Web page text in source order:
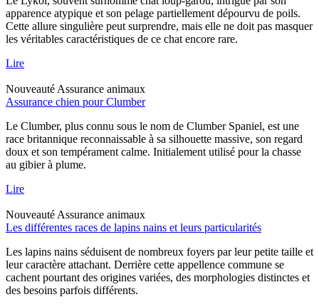
apparence atypique et son pelage partiellement dépourvu de poils.
Cette allure singulière peut surprendre, mais elle ne doit pas masquer
les véritables caractéristiques de ce chat encore rare.
Lire
Nouveauté Assurance animaux
Assurance chien pour Clumber
Le Clumber, plus connu sous le nom de Clumber Spaniel, est une
race britannique reconnaissable à sa silhouette massive, son regard
doux et son tempérament calme. Initialement utilisé pour la chasse
au gibier à plume.
Lire
Nouveauté Assurance animaux
Les différentes races de lapins nains et leurs particularités
Les lapins nains séduisent de nombreux foyers par leur petite taille et
leur caractère attachant. Derrière cette appellence commune se
cachent pourtant des origines variées, des morphologies distinctes et
des besoins parfois différents.